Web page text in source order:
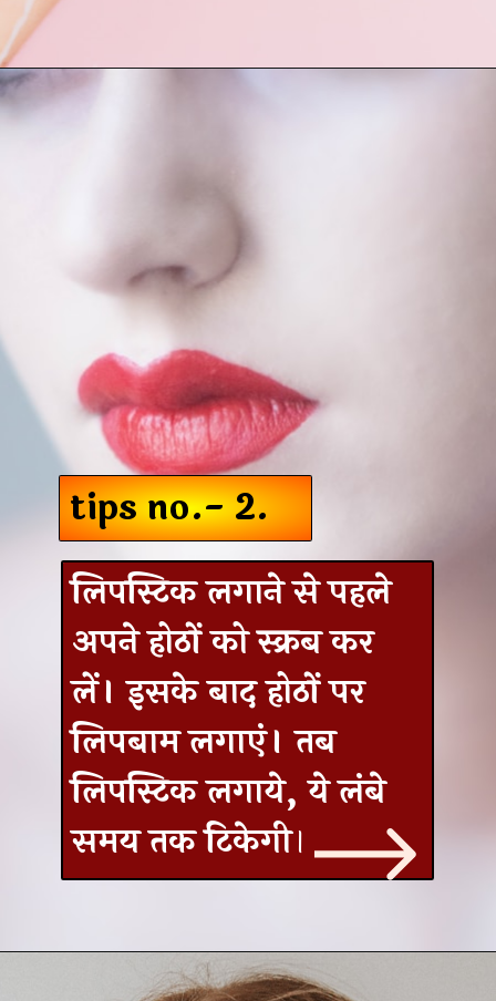
लिपस्टिक लगाने से पहले
अपने होठों को स्क्रब कर
लें। इसके बाद होठों पर
लिपबाम लगाएं। तब
लिपस्टिक लगाये, ये लंबे
समय तक टिकेगी।
tips no.- 2.